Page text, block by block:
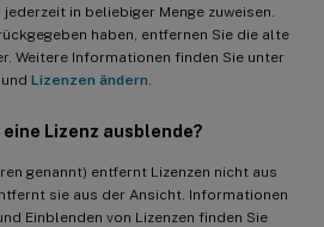
in beliebiger Menge zuweisen.
haben, entfernen Sie die alte
Weitere Informationen finden Sie unter
und Lizenzen ändern
Lizenz ausblende?
genannt) entfernt Lizenzen nicht aus
sie aus der Ansicht. Informationen
Einblenden von Lizenzen finden Sie